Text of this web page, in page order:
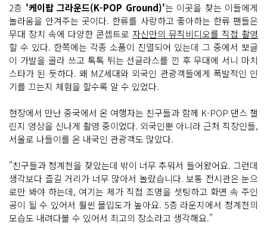
2층 '케이팝 그라운드(K-POP Ground)'는 이곳을 찾는 이들에게
놀라움을 안겨주는 곳이다. 한류를 사랑하고 좋아하는 한류 팬들은
무대 장치 속에 다양한 콘셉트로 자신만의 뮤직비디오를 직접 촬영
할 수 있다. 한쪽에는 각종 소품이 진열되어 있는데 그 중에서 뽀글
이 가발을 골라 쓰고 톡톡 튀는 선글라스를 낀 후 무대에 서니 마치
스타가 된 듯하다. 왜 MZ세대와 외국인 관광객들에게 폭발적인 인
기를 끄는지 체험을 할수록 알 수 있었다.
현장에서 만난 중국에서 온 여행자는 친구들과 함께 K-POP 댄스 챌
린지 영상을 신나게 촬영 중이었다. 외국인뿐 아니라 근처 직장인들,
서울로 나들이를 온 내국인 관광객도 많았다.
"친구들과 청계천을 찾았는데 밖이 너무 추워서 들어왔어요. 그런데
생각보다 즐길 거리가 너무 많아서 놀랐습니다. 보통 전시관은 눈으
로만 봐야 하는데, 여기는 제가 직접 조명을 셋팅하고 화면 속 주인
공이 될 수 있어서 훨씬 몰입도가 높아요. 5층 라운지에서 청계천의
모습도 내려다볼 수 있어서 최고의 장소라고 생각해요."